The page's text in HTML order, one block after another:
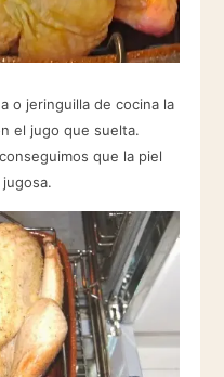
o jeringuilla de cocina la
el jugo que suelta.
que la piel